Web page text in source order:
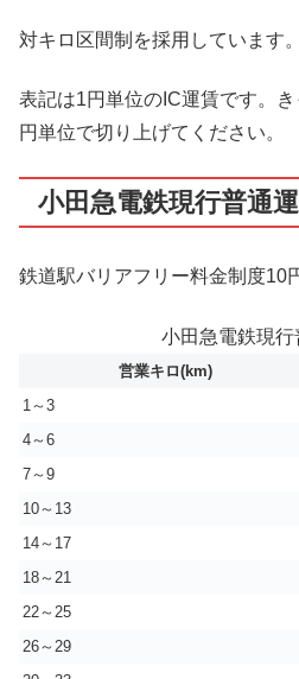
対キロ区間制を採用しています。
表記は1円単位のIC運賃です。
円単位で切り上げてください。
小田急電鉄現行普通
鉄道駅バリアフリー料金制度10
小田急電鉄現行
営業キロ(km)
1～3
4～6
7～9
10～13
14～17
18～21
22～25
26～29